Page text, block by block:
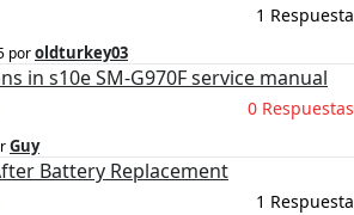
1 Respuesta
poroldturkey03
in s10e SM-G970F service manual
0 Respuestas
Guy
Battery Replacement
1 Respuesta